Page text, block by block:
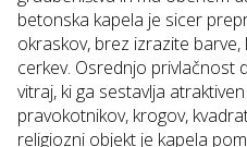
betonska kapela je sicer
okraskov, brez izrazite
cerkev. Osrednjo privlačnost
vitraj, ki ga sestavlja
pravokotnikov, krogov,
religiozni objekt je kapela